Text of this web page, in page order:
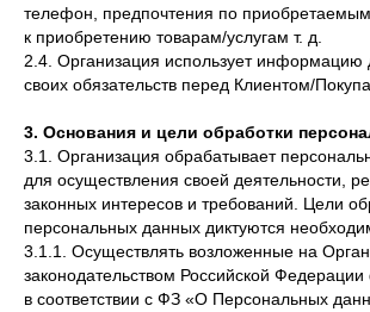
телефон, предпочтения по
к приобретению товарам/услугам т. д.
2.4. Организация использует информацию
своих обязательств перед Клиентом/
3. Основания и цели обработки
3.1. Организация обрабатывает
для осуществления своей деятельности,
законных интересов и требований. Цели
персональных данных диктуются
3.1.1. Осуществлять возложенные на
законодательством Российской
в соответствии с ФЗ «О Персональных